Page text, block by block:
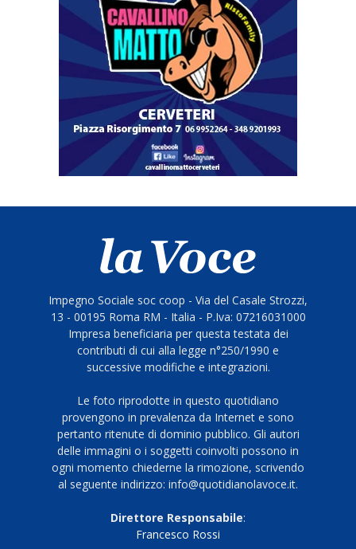
Impegno Sociale soc coop - Via del Casale Strozzi,
13 - 00195 Roma RM - Italia - P.Iva: 07216031000
Impresa beneficiaria per questa testata dei
contributi di cui alla legge n°250/1990 e
successive modifiche e integrazioni.
Le foto riprodotte in questo quotidiano
provengono in prevalenza da Internet e sono
pertanto ritenute di dominio pubblico. Gli autori
delle immagini o i soggetti coinvolti possono in
ogni momento chiederne la rimozione, scrivendo
al seguente indirizzo: info@quotidianolavoce.it.
Direttore Responsabile:
Francesco Rossi